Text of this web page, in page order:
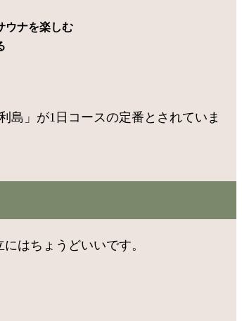
ウナを楽しむ
島」が1日コースの定番とされていま
はちょうどいいです。